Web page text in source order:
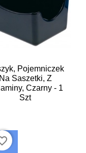
Pojemniczek
Na Saszetki, Z
Czarny - 1
Szt